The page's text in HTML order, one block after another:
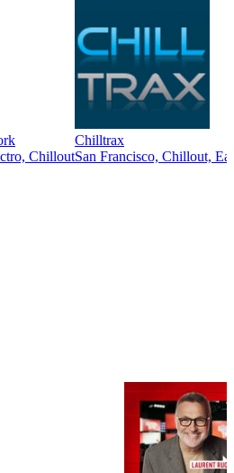
Chillout
Chilltrax
San Francisco, Chillout,